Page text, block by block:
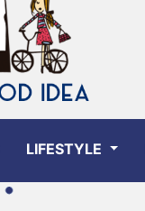
LIFESTYLE